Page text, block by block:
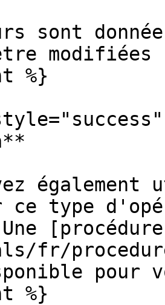
sont
%}
ce type
fr/
pour
%}